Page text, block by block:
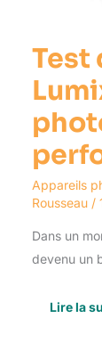
Test
Appareils
Rousseau /
Dans un
devenu un
Lire la